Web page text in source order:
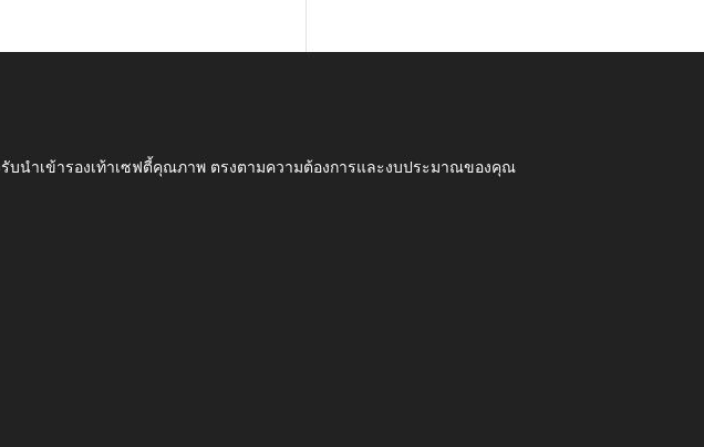
บนำเข้ารองเท้าเซฟตี้คุณภาพ ตรงตามความต้องการและงบประมาณของคุณ